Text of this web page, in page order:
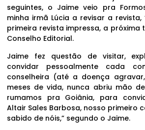
seguintes, o Jaime veio pra
minha irmã Lúcia a revisar a revista,
primeira revista impressa, a
Conselho Editorial.
Jaime fez questão de visitar,
convidar pessoalmente cada
conselheira (até a doença
meses de vida, nunca abriu mão
rumamos pra Goiânia, para
Altair Sales Barbosa, nosso primeiro
sabido de nóis,” segundo o Jaime.